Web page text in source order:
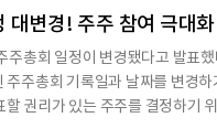
급하고, 발효일이 없을 경우 연
일회성 수수료를 지급해야 한다.
결된 거래 계약을 해지하고, 회
주가 이미 행사되었고,
기 종료하지 않는 한 계속된다.
변경! 주주 참여 극대
총회 일정이 변경됐다고 발표
주주총회 기록일과 날짜를 변경
권리가 있는 주주를 결정하기